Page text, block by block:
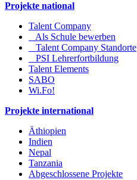
Projekte national
Talent Company
Als Schule bewerben
Talent Company Standorte
PSI Lehrerfortbildung
Talent Elements
SABO
Wi.Fo!
Projekte international
Äthiopien
Indien
Nepal
Tanzania
Abgeschlossene Projekte